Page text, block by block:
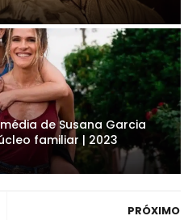
de Susana Garcia
familiar | 2023
PRÓXIMO